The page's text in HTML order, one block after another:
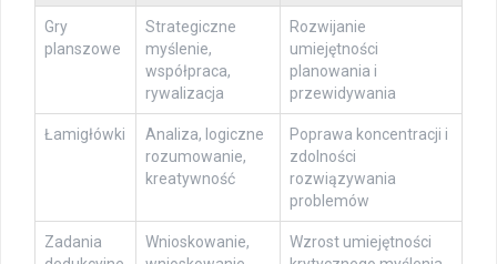
Gry
planszowe
Strategiczne
myślenie,
współpraca,
rywalizacja
Rozwijanie
umiejętności
planowania i
przewidywania
Łamigłówki
Analiza, logiczne
rozumowanie,
kreatywność
Poprawa koncentracji i
zdolności
rozwiązywania
problemów
Zadania
Wnioskowanie,
Wzrost umiejętności